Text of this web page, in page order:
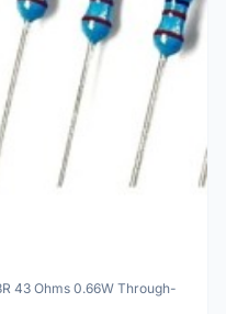
43 Ohms 0.66W Through-